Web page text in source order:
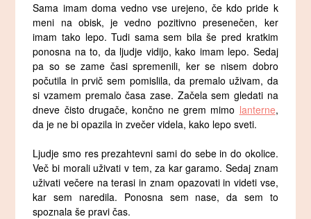
Sama imam doma vedno vse urejeno, če kdo pride k
meni na obisk, je vedno pozitivno presenečen, ker
imam tako lepo. Tudi sama sem bila še pred kratkim
ponosna na to, da ljudje vidijo, kako imam lepo. Sedaj
pa so se zame časi spremenili, ker se nisem dobro
počutila in prvič sem pomislila, da premalo uživam, da
si vzamem premalo časa zase. Začela sem gledati na
dneve čisto drugače, končno ne grem mimo lanterne,
da je ne bi opazila in zvečer videla, kako lepo sveti.
Ljudje smo res prezahtevni sami do sebe in do okolice.
Več bi morali uživati v tem, za kar garamo. Sedaj znam
uživati večere na terasi in znam opazovati in videti vse,
kar sem naredila. Ponosna sem nase, da sem to
spoznala še pravi čas.